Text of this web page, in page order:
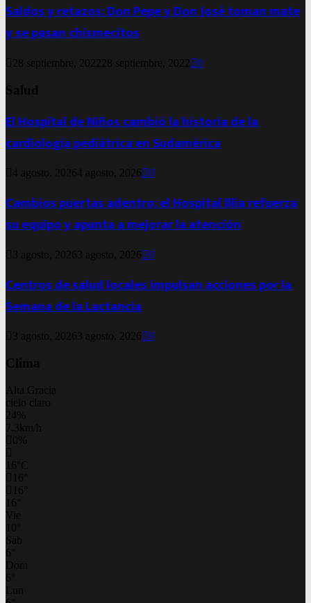
Saldos y retazos: Don Pepe y Don José toman mate
y se pasan chismecitos
28 septiembre, 2022 28 septiembre, 2022 0
Salud
El Hospital de Niños cambió la historia de la
cardiología pediátrica en Sudamérica
4 agosto, 20264 agosto, 2026 0
Cambios puertas adentro: el Hospital Illia refuerza
su equipo y apunta a mejorar la atención
3 agosto, 2026 3 agosto, 2026 0
Centros de salud locales impulsan acciones por la
Semana de la Lactancia
3 agosto, 2026 3 agosto, 2026 0
Clima
Alta Gracia
cielo claro
24%
7.3km/h
0%
16 C
16
16
16
Vie
10
Sab
6
Dom
6
Lun